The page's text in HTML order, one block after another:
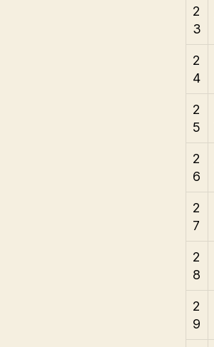
2
3
2
4
2
5
2
6
2
7
2
8
2
9